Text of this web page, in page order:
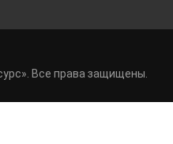
Все права защищены.